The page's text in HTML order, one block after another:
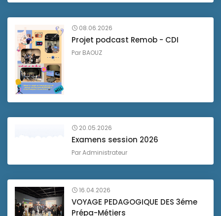
08.06.2026
Projet podcast Remob - CDI
Par BAOUZ
20.05.2026
Examens session 2026
ParAdministrateur
16.04.2026
VOYAGE PEDAGOGIQUE DES 3éme
Prépa-Métiers